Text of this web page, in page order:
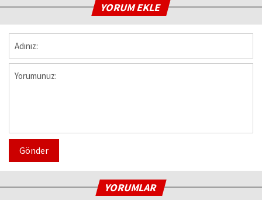
YORUM EKLE
Gönder
YORUMLAR